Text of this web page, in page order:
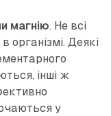
магнію. Не всі
організмі. Деякі
інші ж
у